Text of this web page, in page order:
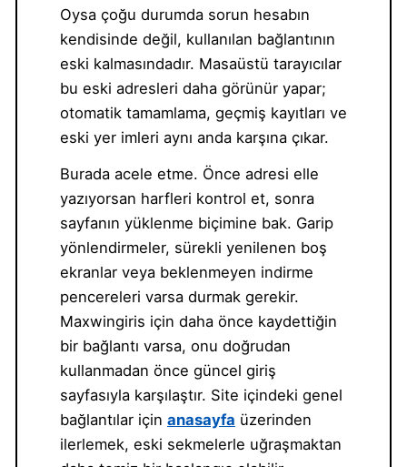
Oysa çoğu durumda sorun hesabın
kendisinde değil, kullanılan bağlantının
eski kalmasındadır. Masaüstü tarayıcılar
bu eski adresleri daha görünür yapar;
otomatik tamamlama, geçmiş kayıtları ve
eski yer imleri aynı anda karşına çıkar.
Burada acele etme. Önce adresi elle
yazıyorsan harfleri kontrol et, sonra
sayfanın yüklenme biçimine bak. Garip
yönlendirmeler, sürekli yenilenen boş
ekranlar veya beklenmeyen indirme
pencereleri varsa durmak gerekir.
Maxwingiris için daha önce kaydettiğin
bir bağlantı varsa, onu doğrudan
kullanmadan önce güncel giriş
sayfasıyla karşılaştır. Site içindeki genel
bağlantılar için anasayfa üzerinden
ilerlemek, eski sekmelerle uğraşmaktan